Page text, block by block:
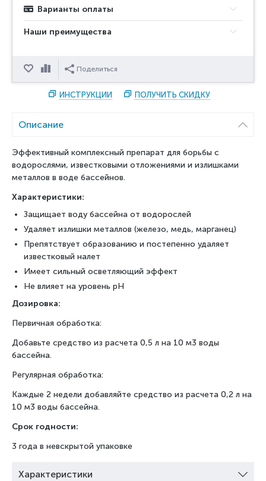
Варианты оплаты
Наши преимущества
ОтложитьСравнитьПоделиться
ИНСТРУКЦИИ ПОЛУЧИТЬ СКИДКУ
Описание
Эффективный комплексный препарат для борьбы с
водорослями, известковыми отложениями и излишками
металлов в воде бассейнов.
Характеристики:
Защищает воду бассейна от водорослей
Удаляет излишки металлов (железо, медь, марганец)
Препятствует образованию и постепенно удаляет
известковый налет
Имеет сильный осветляющий эффект
Не влияет на уровень рН
Дозировка:
Первичная обработка:
Добавьте средство из расчета 0,5 л на 10 м3 воды
бассейна.
Регулярная обработка:
Каждые 2 недели добавляйте средство из расчета 0,2 л на
10 м3 воды бассейна.
Срок годности:
3 года в невскрытой упаковке
Характеристики